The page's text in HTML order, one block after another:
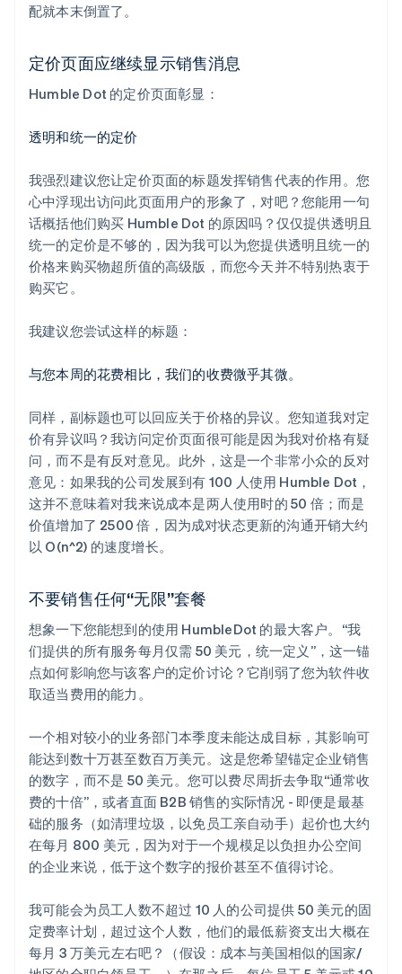
配就本末倒置了。
定价页面应继续显示销售消息
Humble Dot 的定价页面彰显：
透明和统一的定价
我强烈建议您让定价页面的标题发挥销售代表的作用。您
心中浮现出访问此页面用户的形象了，对吧？您能用一句
话概括他们购买 Humble Dot 的原因吗？仅仅提供透明且
统一的定价是不够的，因为我可以为您提供透明且统一的
价格来购买物超所值的高级版，而您今天并不特别热衷于
购买它。
我建议您尝试这样的标题：
与您本周的花费相比，我们的收费微乎其微。
同样，副标题也可以回应关于价格的异议。您知道我对定
价有异议吗？我访问定价页面很可能是因为我对价格有疑
问，而不是有反对意见。此外，这是一个非常小众的反对
意见：如果我的公司发展到有 100 人使用 Humble Dot，
这并不意味着对我来说成本是两人使用时的 50 倍；而是
价值增加了 2500 倍，因为成对状态更新的沟通开销大约
以 O(n^2) 的速度增长。
不要销售任何“无限”套餐
想象一下您能想到的使用 HumbleDot 的最大客户。“我
们提供的所有服务每月仅需 50 美元，统一定义”，这一锚
点如何影响您与该客户的定价讨论？它削弱了您为软件收
取适当费用的能力。
一个相对较小的业务部门本季度未能达成目标，其影响可
能达到数十万甚至数百万美元。这是您希望锚定企业销售
的数字，而不是 50 美元。您可以费尽周折去争取“通常收
费的十倍”，或者直面 B2B 销售的实际情况 - 即便是最基
础的服务（如清理垃圾，以免员工亲自动手）起价也大约
在每月 800 美元，因为对于一个规模足以负担办公空间
的企业来说，低于这个数字的报价甚至不值得讨论。
我可能会为员工人数不超过 10 人的公司提供 50 美元的固
定费率计划，超过这个人数，他们的最低薪资支出大概在
每月 3 万美元左右吧？（假设：成本与美国相似的国家/